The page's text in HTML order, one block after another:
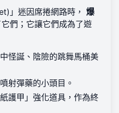
」迷因席捲網路時， 爆
們；它讓它們成為了遊
怪誕、陰險的跳舞馬桶美
射彈藥的小頭目。
護甲」強化道具，作為終